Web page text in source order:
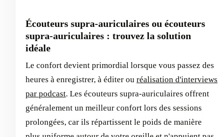
Écouteurs supra-auriculaires ou écouteurs
supra-auriculaires : trouvez la solution
idéale
Le confort devient primordial lorsque vous passez des
heures à enregistrer, à éditer ou réalisation d'interviews
par podcast. Les écouteurs supra-auriculaires offrent
généralement un meilleur confort lors des sessions
prolongées, car ils répartissent le poids de manière